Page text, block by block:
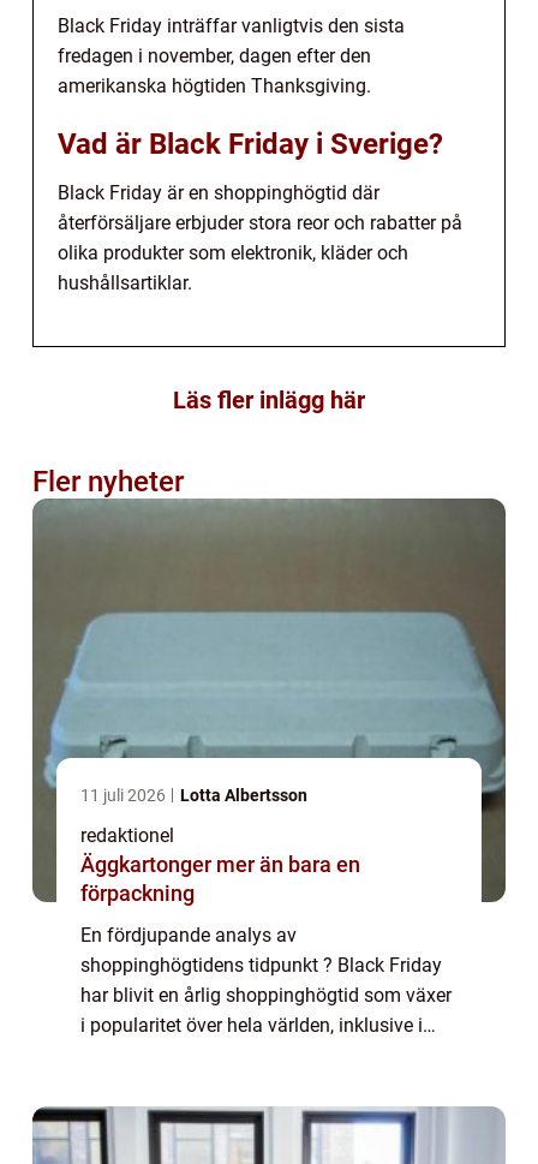
Black Friday inträffar vanligtvis den sista
fredagen i november, dagen efter den
amerikanska högtiden Thanksgiving.
Vad är Black Friday i Sverige?
Black Friday är en shoppinghögtid där
återförsäljare erbjuder stora reor och rabatter på
olika produkter som elektronik, kläder och
hushållsartiklar.
Läs fler inlägg här
Fler nyheter
11 juli 2026 Lotta Albertsson
redaktionel
Äggkartonger mer än bara en
förpackning
En fördjupande analys av
shoppinghögtidens tidpunkt ? Black Friday
har blivit en årlig shoppinghögtid som växer
i popularitet över hela världen, inklusive i
generösa ...